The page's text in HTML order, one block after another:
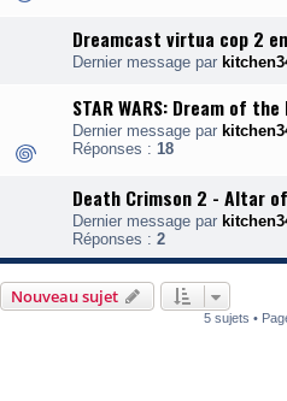
Dreamcast virtua cop 2
Dernier message par
STAR WARS: Dream of
Dernier message par
Réponses : 18
Death Crimson 2 - Altar
Dernier message par
Réponses : 2
Nouveau sujet
5 sujets •